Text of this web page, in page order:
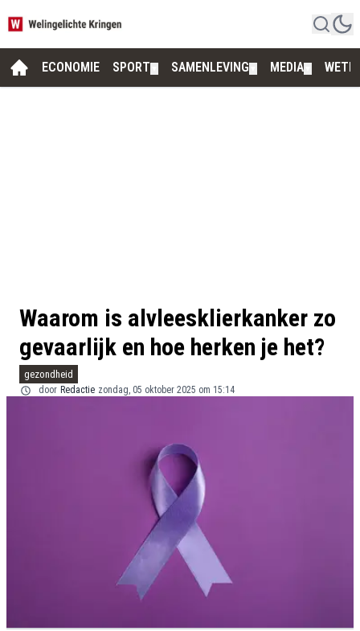
ECONOMIE SPORT SAMENLEVING MEDIA
Waarom is alvleesklierkanker zo
gevaarlijk en hoe herken je het?
gezondheid
door Redactie zondag, 05 oktober 2025 om 15:14